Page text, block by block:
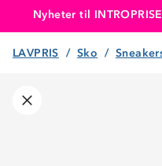
Nyheter til
Produktet er
LAVPRIS Sko